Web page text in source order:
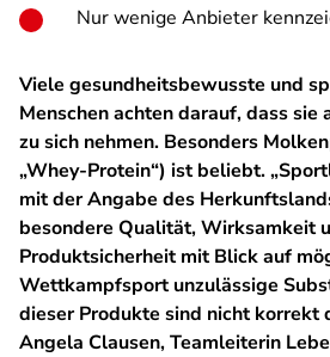
Nur wenige Anbieter
Viele gesundheitsbewusste und
Menschen achten darauf, dass sie
zu sich nehmen. Besonders
„Whey-Protein“) ist beliebt.
mit der Angabe des
besondere Qualität, Wirksamkeit
Produktsicherheit mit Blick auf
Wettkampfsport unzulässige
dieser Produkte sind nicht korrekt
Angela Clausen, Teamleiterin